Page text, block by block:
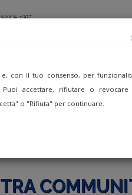
REGISTRATI ACCEDI
con il tuo consenso, per
Puoi accettare, rifiutare o revocare
o "Rifiuta" per continuare.